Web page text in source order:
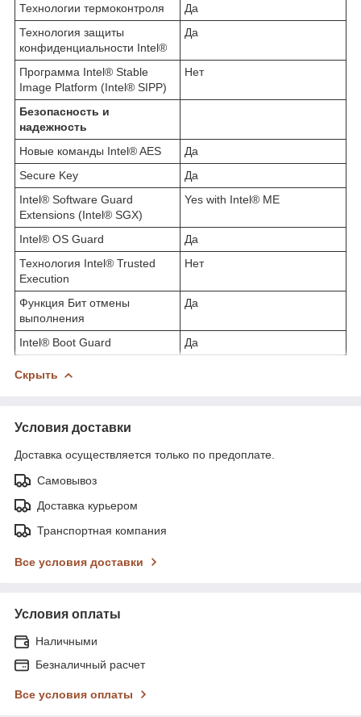
Технологии термоконтроля
Да
Технология защиты
конфиденциальности Intel®
Да
Программа Intel® Stable
Image Platform (Intel® SIPP)
Нет
Безопасность и
надежность
Новые команды Intel® AES
Да
Secure Key
Да
Intel® Software Guard
Extensions (Intel® SGX)
Yes with Intel® ME
Intel® OS Guard
Да
Технология Intel® Trusted
Execution
Нет
Функция Бит отмены
выполнения
Да
Intel® Boot Guard Да
Скрыть
Условия доставки
Доставка осуществляется только по предоплате.
Самовывоз
Доставка курьером
Транспортная компания
Все условия доставки
Условия оплаты
Наличными
Безналичный расчет
Все условия оплаты